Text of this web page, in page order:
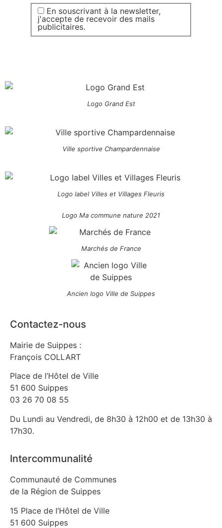
En souscrivant à la newsletter,
j'accepte de recevoir des mails
publicitaires.
Logo Grand Est
Ville sportive Champardennaise
Logo label Villes et Villages Fleuris
Logo Ma commune nature 2021
Marchés de France
Ancien logo Ville de Suippes
Contactez-nous
Mairie de Suippes :
François COLLART
Place de l’Hôtel de Ville
51 600 Suippes
03 26 70 08 55
Du Lundi au Vendredi, de 8h30 à 12h00 et de 13h30 à
17h30.
Intercommunalité
Communauté de Communes
de la Région de Suippes
15 Place de l’Hôtel de Ville
51 600 Suippes